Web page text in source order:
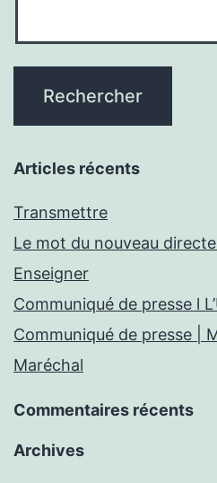
Articles récents
Transmettre
Le mot du nouveau
Enseigner
Communiqué de presse l
Communiqué de presse |
Maréchal
Commentaires récents
Archives